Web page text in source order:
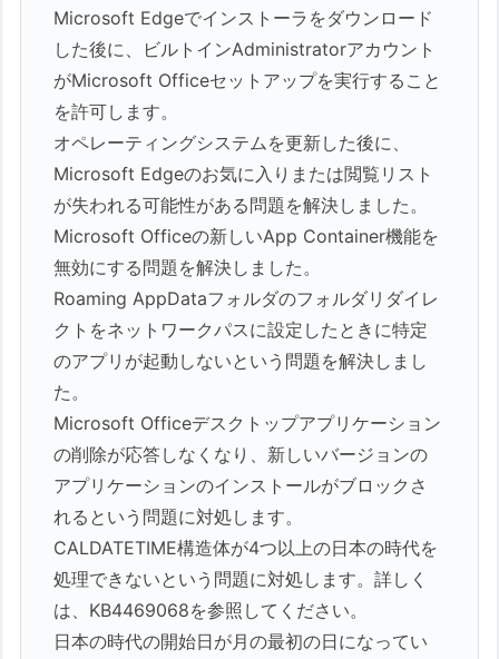
Microsoft Edgeでインストーラをダウンロード
した後に、ビルトインAdministratorアカウント
がMicrosoft Officeセットアップを実行すること
を許可します。
オペレーティングシステムを更新した後に、
Microsoft Edgeのお気に入りまたは閲覧リスト
が失われる可能性がある問題を解決しました。
Microsoft Officeの新しいApp Container機能を
無効にする問題を解決しました。
Roaming AppDataフォルダのフォルダリダイレ
クトをネットワークパスに設定したときに特定
のアプリが起動しないという問題を解決しまし
た。
Microsoft Officeデスクトップアプリケーション
の削除が応答しなくなり、新しいバージョンの
アプリケーションのインストールがブロックさ
れるという問題に対処します。
CALDATETIME構造体が4つ以上の日本の時代を
処理できないという問題に対処します。詳しく
は、KB4469068を参照してください。
日本の時代の開始日が月の最初の日になってい